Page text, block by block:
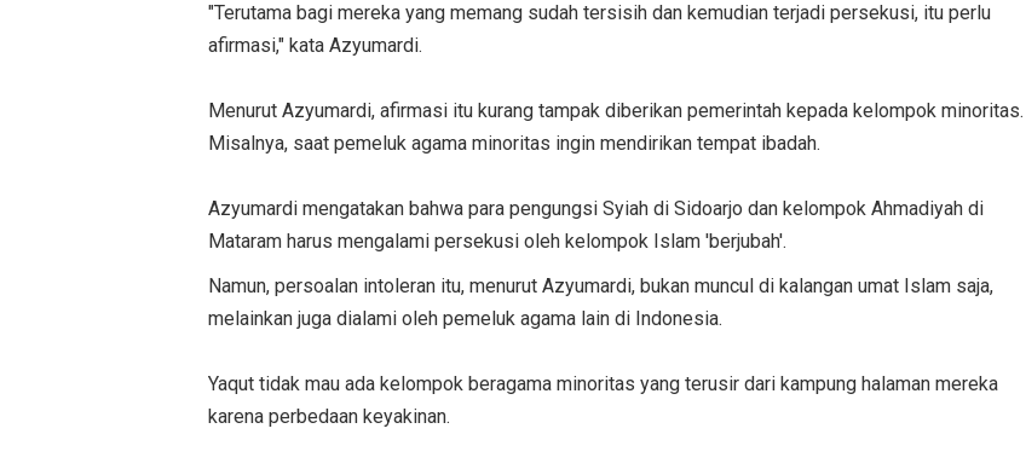
"Terutama bagi mereka yang memang sudah tersisih dan kemudian terjadi persekusi, itu perlu
afirmasi," kata Azyumardi.
Menurut Azyumardi, afirmasi itu kurang tampak diberikan pemerintah kepada kelompok minoritas.
Misalnya, saat pemeluk agama minoritas ingin mendirikan tempat ibadah.
Azyumardi mengatakan bahwa para pengungsi Syiah di Sidoarjo dan kelompok Ahmadiyah di
Mataram harus mengalami persekusi oleh kelompok Islam 'berjubah'.
Namun, persoalan intoleran itu, menurut Azyumardi, bukan muncul di kalangan umat Islam saja,
melainkan juga dialami oleh pemeluk agama lain di Indonesia.
Yaqut tidak mau ada kelompok beragama minoritas yang terusir dari kampung halaman mereka
karena perbedaan keyakinan.